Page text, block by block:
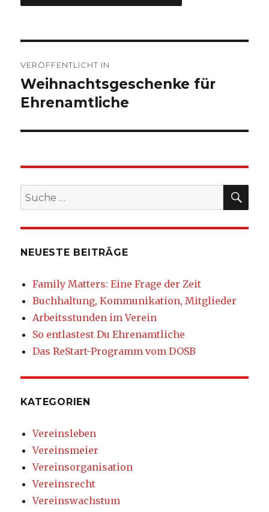
VERÖFFENTLICHT IN
Weihnachtsgeschenke für
Ehrenamtliche
Suche
nach:
NEUESTE BEITRÄGE
Family Matters: Eine Frage der Zeit
Buchhaltung, Kommunikation, Mitglieder
Arbeitsstunden im Verein
So entlastest Du Ehrenamtliche
Das ReStart-Programm vom DOSB
KATEGORIEN
Vereinsleben
Vereinsmeier
Vereinsorganisation
Vereinsrecht
Vereinswachstum